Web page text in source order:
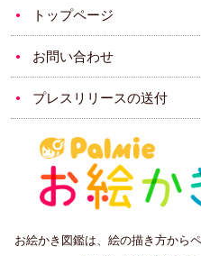
トップページ
お問い合わせ
プレスリリースの送付
お絵かき図鑑は、絵の描き方から